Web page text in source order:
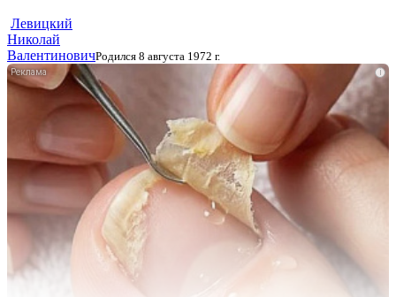
Левицкий
Николай
ВалентиновичРодился 8 августа 1972 г.
i